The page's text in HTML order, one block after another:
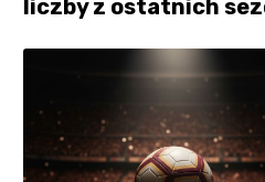
liczby z ostatnich